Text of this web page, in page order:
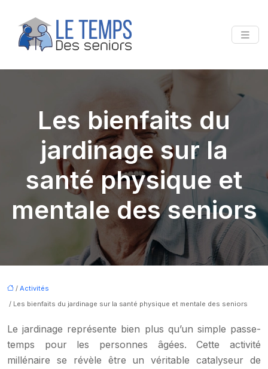
Les bienfaits du
jardinage sur la
santé physique et
mentale des seniors
/ Activités
/ Les bienfaits du jardinage sur la santé physique et mentale des seniors
Le jardinage représente bien plus qu’un simple passe-
temps pour les personnes âgées. Cette activité
millénaire se révèle être un véritable catalyseur de